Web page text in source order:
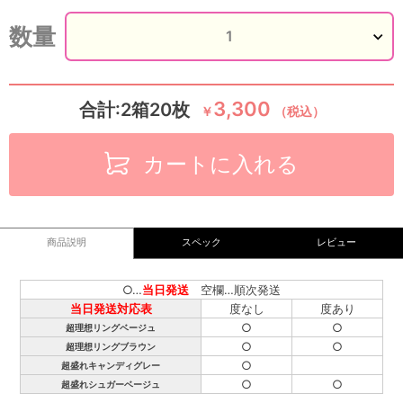
数量
合計:2箱20枚 ￥3,300 （税込）
カートに入れる
商品説明 スペック レビュー
○…当日発送 空欄…順次発送
当日発送対応表
度なし 度あり
超理想リングベージュ ○ ○
超理想リングブラウン ○ ○
超盛れキャンディグレー ○
超盛れシュガーベージュ ○ ○